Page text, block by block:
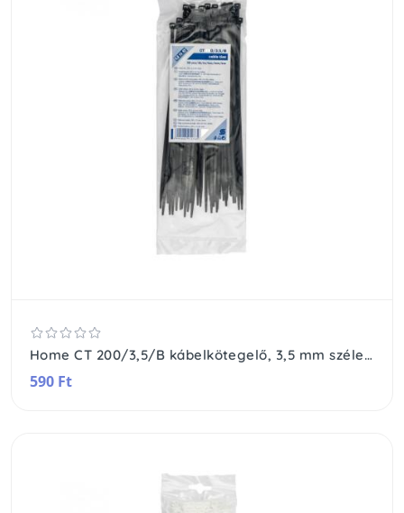
Home CT 200/3,5/B kábelkötegelő, 3,5 mm széles, 200 mm hosszú, 50 db, fekete
590 Ft